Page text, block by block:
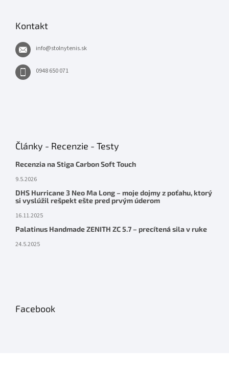
Kontakt
info@stolnytenis.sk
0948 650 071
Články - Recenzie - Testy
Recenzia na Stiga Carbon Soft Touch
9.5.2026
DHS Hurricane 3 Neo Ma Long – moje dojmy z poťahu, ktorý
si vyslúžil rešpekt ešte pred prvým úderom
16.11.2025
Palatinus Handmade ZENITH ZC 5.7 – precítená sila v ruke
24.5.2025
Facebook